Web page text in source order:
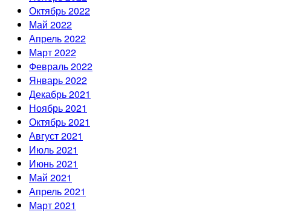
Октябрь 2022
Май 2022
Апрель 2022
Март 2022
Февраль 2022
Январь 2022
Декабрь 2021
Ноябрь 2021
Октябрь 2021
Август 2021
Июль 2021
Июнь 2021
Май 2021
Апрель 2021
Март 2021